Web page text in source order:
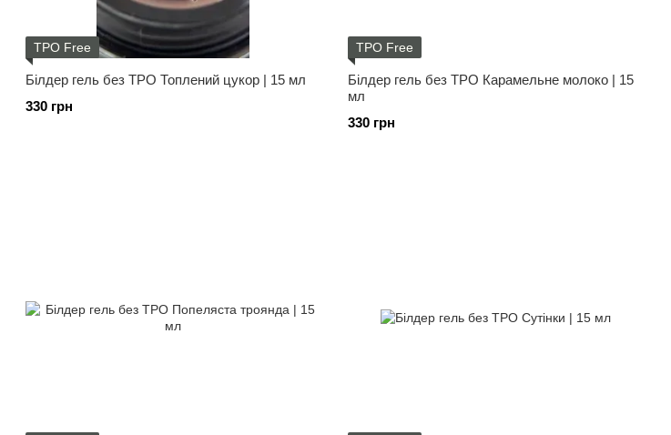
TPO Free
Білдер гель без ТРО Топлений цукор | 15 мл
330 грн
TPO Free
Білдер гель без ТРО Карамельне молоко | 15
мл
330 грн